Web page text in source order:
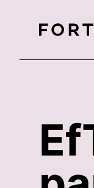
FortLegal